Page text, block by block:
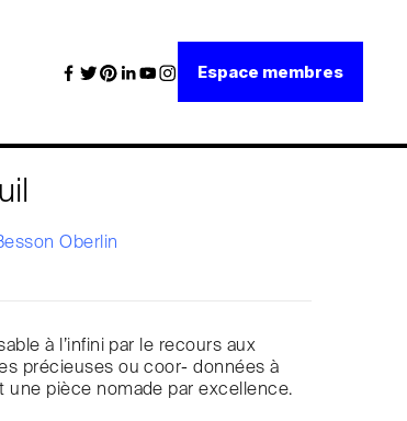
Espace membres
Oberlin
à l’infini par le recours aux
précieuses ou coor- données à
une pièce nomade par excellence.